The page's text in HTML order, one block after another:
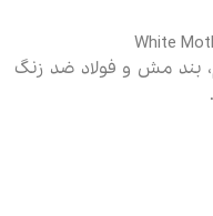
بند مش و فولاد ضد زنگ